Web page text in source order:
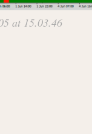
at 15.03.46